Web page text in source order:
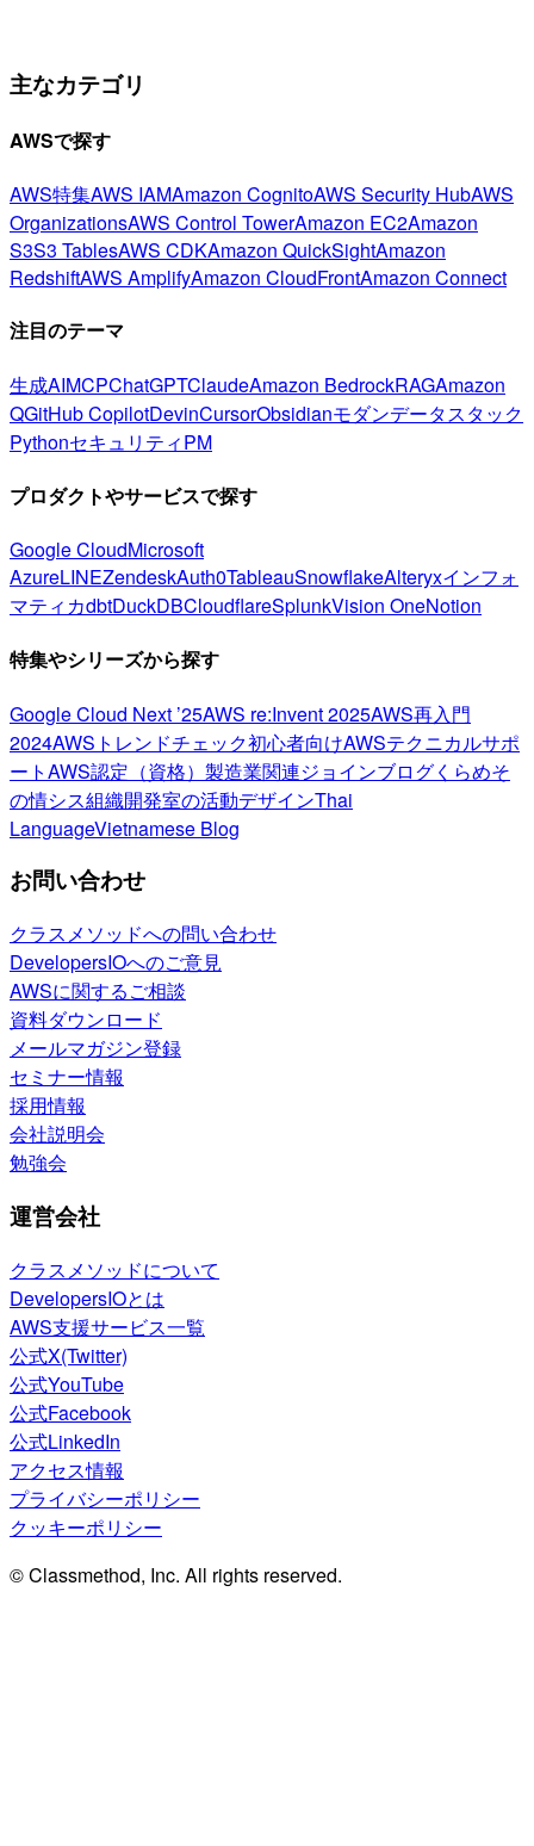
主なカテゴリ
AWSで探す
AWS特集AWS IAMAmazon CognitoAWS Security HubAWS
OrganizationsAWS Control TowerAmazon EC2Amazon
S3S3 TablesAWS CDKAmazon QuickSightAmazon
RedshiftAWS AmplifyAmazon CloudFrontAmazon Connect
注目のテーマ
生成AIMCPChatGPTClaudeAmazon BedrockRAGAmazon
QGitHub CopilotDevinCursorObsidianモダンデータスタック
PythonセキュリティPM
プロダクトやサービスで探す
Google CloudMicrosoft
AzureLINEZendeskAuth0TableauSnowflakeAlteryxインフォ
マティカdbtDuckDBCloudflareSplunkVision OneNotion
特集やシリーズから探す
Google Cloud Next ’25AWS re:Invent 2025AWS再入門
2024AWSトレンドチェック初心者向けAWSテクニカルサポ
ートAWS認定（資格） 製造業関連ジョインブログくらめそ
の情シス組織開発室の活動デザインThai
LanguageVietnamese Blog
お問い合わせ
クラスメソッドへの問い合わせ
DevelopersIOへのご意見
AWSに関するご相談
資料ダウンロード
メールマガジン登録
セミナー情報
採用情報
会社説明会
勉強会
運営会社
クラスメソッドについて
DevelopersIOとは
AWS支援サービス一覧
公式X(Twitter)
公式YouTube
公式Facebook
公式LinkedIn
アクセス情報
プライバシーポリシー
クッキーポリシー
© Classmethod, Inc. All rights reserved.